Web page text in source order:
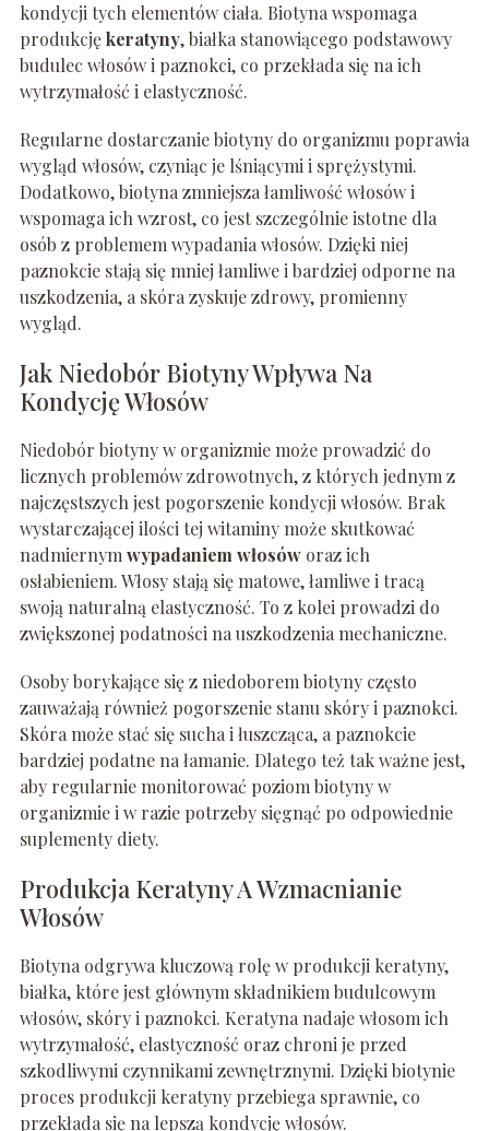
kondycji tych elementów ciała. Biotyna wspomaga
produkcjękeratyny, białka stanowiącego podstawowy
budulec włosów i paznokci, co przekłada się na ich
wytrzymałość i elastyczność.
Regularne dostarczanie biotyny do organizmu poprawia
wygląd włosów, czyniąc je lśniącymi i sprężystymi.
Dodatkowo, biotyna zmniejsza łamliwość włosów i
wspomaga ich wzrost, co jest szczególnie istotne dla
osób z problemem wypadania włosów. Dzięki niej
paznokcie stają się mniej łamliwe i bardziej odporne na
uszkodzenia, a skóra zyskuje zdrowy, promienny
wygląd.
Jak Niedobór Biotyny Wpływa Na
Kondycję Włosów
Niedobór biotyny w organizmie może prowadzić do
licznych problemów zdrowotnych, z których jednym z
najczęstszych jest pogorszenie kondycji włosów. Brak
wystarczającej ilości tej witaminy może skutkować
nadmiernymwypadaniem włosóworaz ich
osłabieniem. Włosy stają się matowe, łamliwe i tracą
swoją naturalną elastyczność. To z kolei prowadzi do
zwiększonej podatności na uszkodzenia mechaniczne.
Osoby borykające się z niedoborem biotyny często
zauważają również pogorszenie stanu skóry i paznokci.
Skóra może stać się sucha i łuszcząca, a paznokcie
bardziej podatne na łamanie. Dlatego też tak ważne jest,
aby regularnie monitorować poziom biotyny w
organizmie i w razie potrzeby sięgnąć po odpowiednie
suplementy diety.
Produkcja Keratyny A Wzmacnianie
Włosów
Biotyna odgrywa kluczową rolę w produkcji keratyny,
białka, które jest głównym składnikiem budulcowym
włosów, skóry i paznokci. Keratyna nadaje włosom ich
wytrzymałość, elastyczność oraz chroni je przed
szkodliwymi czynnikami zewnętrznymi. Dzięki biotynie
proces produkcji keratyny przebiega sprawnie, co
przekłada się na lepszą kondycję włosów.